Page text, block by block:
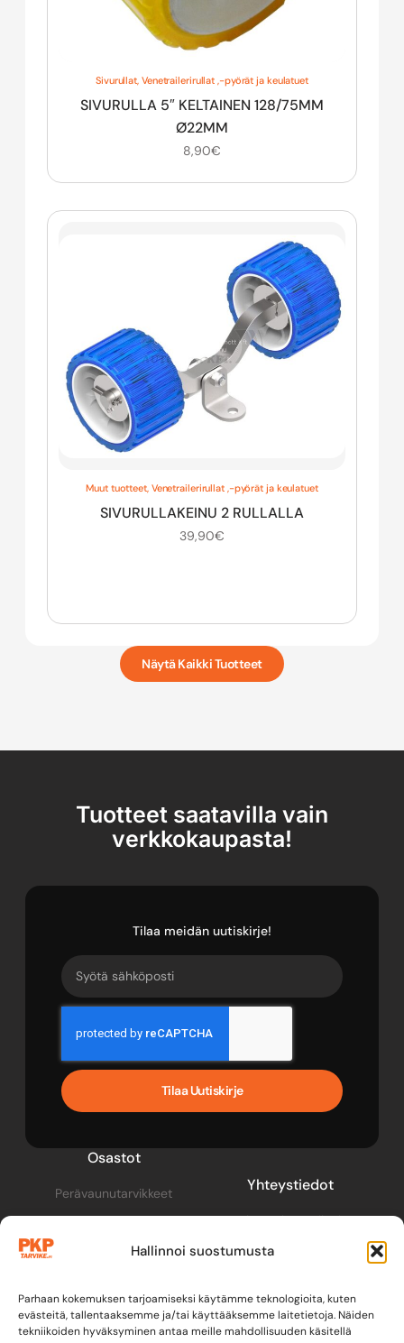
Hallinnoi suostumusta
Parhaan kokemuksen tarjoamiseksi käytämme teknologioita, kuten
evästeitä, tallentaaksemme ja/tai käyttääksemme laitetietoja. Näiden
tekniikoiden hyväksyminen antaa meille mahdollisuuden käsitellä
Näytä Kaikki Tuotteet
Sivurullat, Venetrailerirullat ,-pyörät ja keulatuet
SIVURULLA 5″ KELTAINEN 128/75MM
Ø22MM
8,90€
Muut tuotteet, Venetrailerirullat ,-pyörät ja keulatuet
SIVURULLAKEINU 2 RULLALLA
39,90€
Tuotteet saatavilla vain
verkkokaupasta!
Tilaa meidän uutiskirje!
Tilaa Uutiskirje
Osastot
Perävaunutarvikkeet
Pesuaineet
Yhteystiedot
pkp@pkptarvike.fi
040 093 2400